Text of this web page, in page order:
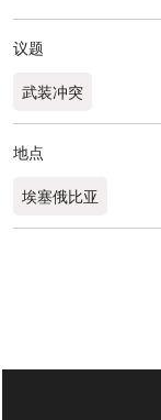
议题
武装冲突
地点
埃塞俄比亚